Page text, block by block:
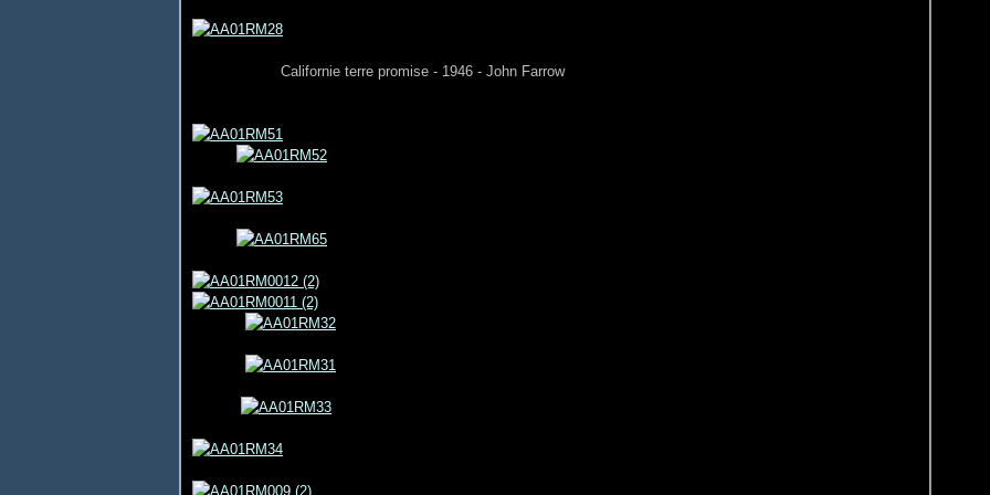
Californie terre promise - 1946 - John Farrow